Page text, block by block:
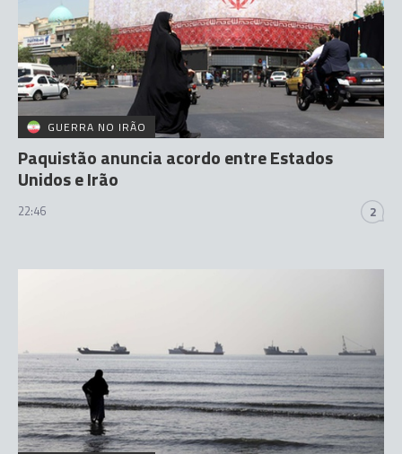
GUERRA NO IRÃO
Paquistão anuncia acordo entre Estados
Unidos e Irão
22:46 2